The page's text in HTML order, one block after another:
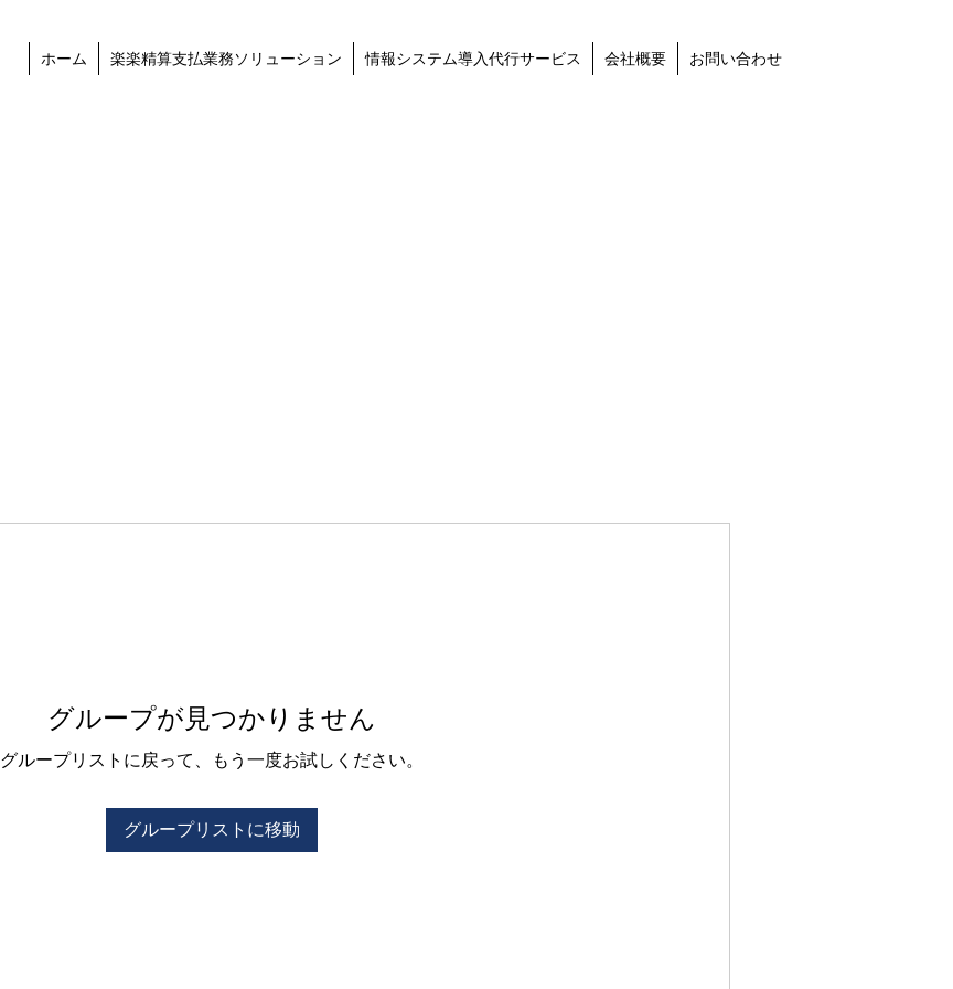
ホーム 楽楽精算支払業務ソリューション 情報システム導入代行サービス 会社概要 お問い合わせ
グループが見つかりません
グループリストに戻って、もう一度お試しください。
グループリストに移動